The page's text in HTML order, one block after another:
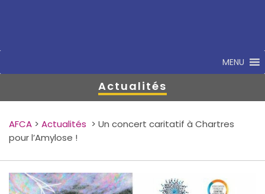
MENU
Actualités
AFCA > Actualités > Un concert caritatif à Chartres
pour l’Amylose !